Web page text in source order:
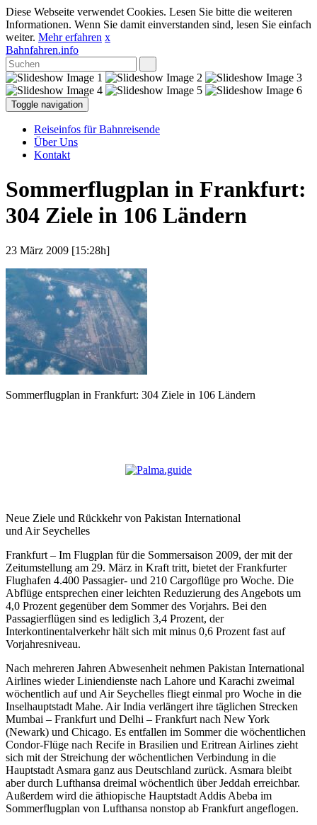
Diese Webseite verwendet Cookies. Lesen Sie bitte die weiteren
Informationen. Wenn Sie damit einverstanden sind, lesen Sie einfach
weiter. Mehr erfahren x
Bahnfahren.info
Toggle navigation
Reiseinfos für Bahnreisende
Über Uns
Kontakt
Sommerflugplan in Frankfurt:
304 Ziele in 106 Ländern
23 März 2009 [15:28h]
Sommerflugplan in Frankfurt: 304 Ziele in 106 Ländern
Neue Ziele und Rückkehr von Pakistan International
und Air Seychelles
Frankfurt – Im Flugplan für die Sommersaison 2009, der mit der
Zeitumstellung am 29. März in Kraft tritt, bietet der Frankfurter
Flughafen 4.400 Passagier- und 210 Cargoflüge pro Woche. Die
Abflüge entsprechen einer leichten Reduzierung des Angebots um
4,0 Prozent gegenüber dem Sommer des Vorjahrs. Bei den
Passagierflügen sind es lediglich 3,4 Prozent, der
Interkontinentalverkehr hält sich mit minus 0,6 Prozent fast auf
Vorjahresniveau.
Nach mehreren Jahren Abwesenheit nehmen Pakistan International
Airlines wieder Liniendienste nach Lahore und Karachi zweimal
wöchentlich auf und Air Seychelles fliegt einmal pro Woche in die
Inselhauptstadt Mahe. Air India verlängert ihre täglichen Strecken
Mumbai – Frankfurt und Delhi – Frankfurt nach New York
(Newark) und Chicago. Es entfallen im Sommer die wöchentlichen
Condor-Flüge nach Recife in Brasilien und Eritrean Airlines zieht
sich mit der Streichung der wöchentlichen Verbindung in die
Hauptstadt Asmara ganz aus Deutschland zurück. Asmara bleibt
aber durch Lufthansa dreimal wöchentlich über Jeddah erreichbar.
Außerdem wird die äthiopische Hauptstadt Addis Abeba im
Sommerflugplan von Lufthansa nonstop ab Frankfurt angeflogen.